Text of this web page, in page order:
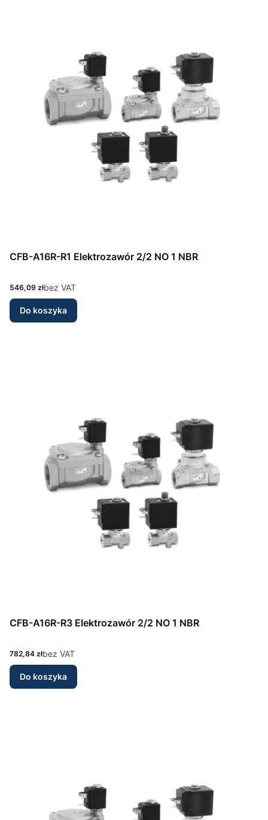
CFB-A16R-R1 Elektrozawór 2/2 NO 1 NBR
Cena
546,09 złbez VAT
Do koszyka
CFB-A16R-R3 Elektrozawór 2/2 NO 1 NBR
Cena
782,84 złbez VAT
Do koszyka